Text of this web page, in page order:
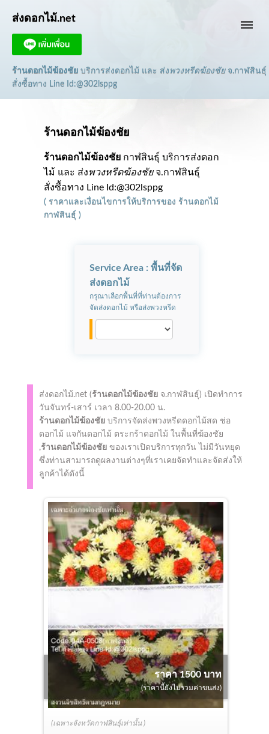
dehaze
ส่งดอกไม้.net
ร้านดอกไม้ฆ้องชัย บริการส่งดอกไม้ และ ส่ง พวงหรีดฆ้องชัยจ.กาฬสินธุ์
สั่งซื้อทาง Line Id:@302lsppg
ร้านดอกไม้ฆ้องชัย
ร้านดอกไม้ฆ้องชัย กาฬสินธุ์ บริการส่งดอก
ไม้ และ ส่งพวงหรีดฆ้องชัยจ.กาฬสินธุ์
สั่งซื้อทาง Line Id:@302lsppg
( ราคาและเงื่อนไขการให้บริการของ ร้านดอกไม้
กาฬสินธุ์ )
Service Area : พื้นที่จัด
ส่งดอกไม้
กรุณาเลือกพื้นที่ที่ท่านต้องการ
จัดส่งดอกไม้ หรือส่งพวงหรีด
ส่งดอกไม้.net (ร้านดอกไม้ฆ้องชัยจ.กาฬสินธุ์) เปิดทำการ
วันจันทร์-เสาร์ เวลา 8.00-20.00 น.
ร้านดอกไม้ฆ้องชัยบริการจัดส่งพวงหรีดดอกไม้สด ช่อ
ดอกไม้ แจกันดอกไม้ ตระกร้าดอกไม้ ในพื้นที่ฆ้องชัย
,ร้านดอกไม้ฆ้องชัยของเราเปิดบริการทุกวัน ไม่มีวันหยุด
ซึ่งท่านสามารถดูผลงานต่างๆที่เราเคยจัดทำและจัดส่งให้
ลูกค้าได้ดังนี้
(เฉพาะจังหวัดกาฬสินธุ์เท่านั้น )
ราคา 1500 บาท
(ราคานี้ยังไม่รวมค่าขนส่ง)